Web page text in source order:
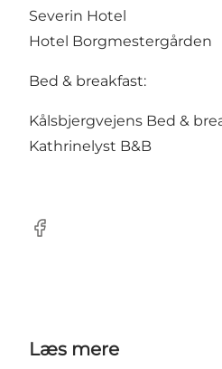
Severin Hotel
Hotel Borgmestergården
Bed & breakfast:
Kålsbjergvejens Bed &
Kathrinelyst B&B
Facebook
Læs mere